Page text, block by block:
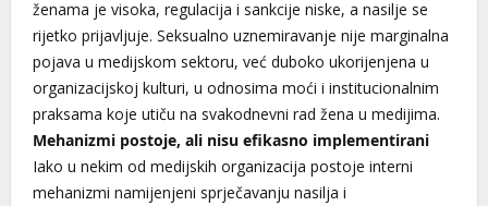
ženama je visoka, regulacija i sankcije niske, a nasilje se
rijetko prijavljuje. Seksualno uznemiravanje nije marginalna
pojava u medijskom sektoru, već duboko ukorijenjena u
organizacijskoj kulturi, u odnosima moći i institucionalnim
praksama koje utiču na svakodnevni rad žena u medijima.
Mehanizmi postoje, ali nisu efikasno implementirani
Iako u nekim od medijskih organizacija postoje interni
mehanizmi namijenjeni sprječavanju nasilja i